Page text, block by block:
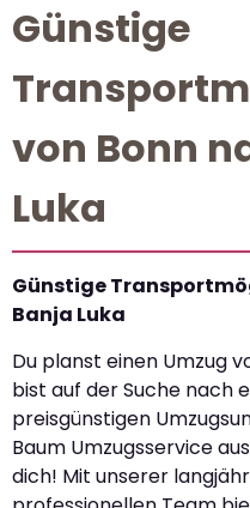
Günstige
von Bonn
Luka
Günstige
Banja Luka
Du planst einen Umzug
bist auf der Suche nach
preisgünstigen
Baum Umzugsservice
dich! Mit unserer